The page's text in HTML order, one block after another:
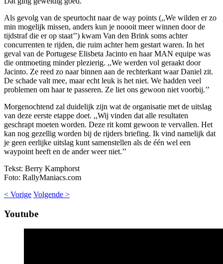
Als gevolg van de speurtocht naar de way points (,,We wilden er zo
min mogelijk missen, anders kun je noooit meer winnen door de
tijdstraf die er op staat’’) kwam Van den Brink soms achter
concurrenten te rijden, die ruim achter hem gestart waren. In het
geval van de Portugese Elisbeta Jacinto en haar MAN equipe was
die ontmoeting minder plezierig. ,,We werden vol geraakt door
Jacinto. Ze reed zo naar binnen aan de rechterkant waar Daniel zit.
De schade valt mee, maar echt leuk is het niet. We hadden veel
problemen om haar te passeren. Ze liet ons gewoon niet voorbij.’’
Morgenochtend zal duidelijk zijn wat de organisatie met de uitslag
van deze eerste etappe doet. ,,Wij vinden dat alle resultaten
geschrapt moeten worden. Deze rit komt gewoon te vervallen. Het
kan nog gezellig worden bij de rijders briefing. Ik vind namelijk dat
je geen eerlijke uitslag kunt samenstellen als de één wel een
waypoint heeft en de ander weer niet.’’
Tekst: Berry Kamphorst
Foto: RallyManiacs.com
< Vorige Volgende >
Youtube